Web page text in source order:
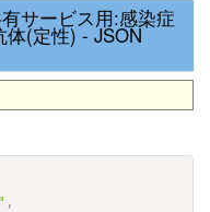
サービス用:感染症
体(定性) - JSON
,